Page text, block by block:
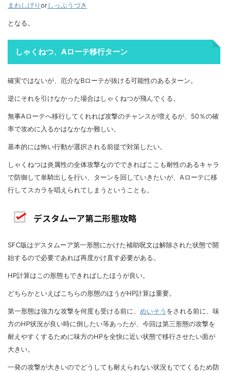
まわしげりorしっぷうづき
となる。
しゃくねつ、Aローテ移行ターン
確実ではないが、厄介なBローテが抜ける可能性のあるターン。
逆にそれを引けなかった場合はしゃくねつが飛んでくる。
無事Aローテへ移行してくれれば攻撃のチャンスが増えるが、50％の確
率で攻めに入るかはなかなか難しい。
基本的には怖い行動が選択される前提で対策したい。
しゃくねつは炎属性の全体攻撃なのでできればここも耐性のあるキャラ
で防御して単騎出しを行い、ターンを回していきたいが、Aローテに移
行してスカラを唱えられてしまうということも。
デスタムーア第二形態攻略
SFC版はデスタムーア第一形態にかけた補助呪文は解除された状態で開
始するので必要であれば再度かけ直す必要がある。
HP計算はこの形態もできればしたほうが良い。
どちらかといえばこちらの形態のほうがHP計算は重要。
第一形態は強力な攻撃を何度も受ける前に、 めいそう をされる前に、味
方のHP状況が良い時に倒したい等あったが、今回は第三形態の攻撃を
耐えやすくするために味方のHPを全快に近い状態で移行させたい面が
大きい。
一発の攻撃が大きいのでどうしても耐えられない状況もでてくるため防